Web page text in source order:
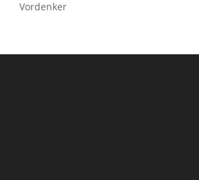
Vordenker